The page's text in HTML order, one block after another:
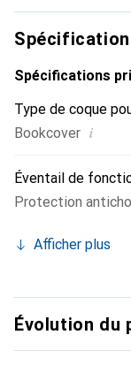
ses produits de
pour une clientèle
Spécifications
Type de coque
Bookcover i
Éventail de
Protection
Afficher plus
Évolution du